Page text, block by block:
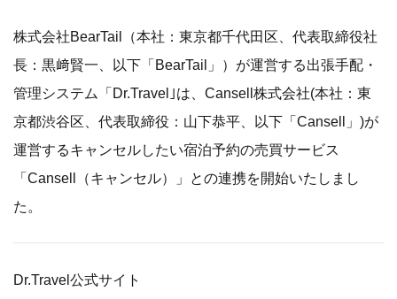
株式会社BearTail（本社：東京都千代田区、代表取締役社
長：黒﨑賢一、以下「BearTail」）が運営する出張手配・
管理システム「Dr.Travel｣は、Cansell株式会社(本社：東
京都渋谷区、代表取締役：山下恭平、以下「Cansell」)が
運営するキャンセルしたい宿泊予約の売買サービス
「Cansell（キャンセル）」との連携を開始いたしまし
た。
Dr.Travel公式サイト